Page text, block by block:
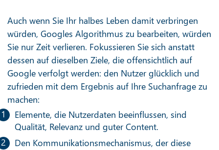
Auch wenn Sie Ihr halbes Leben damit verbringen
würden, Googles Algorithmus zu bearbeiten, würden
Sie nur Zeit verlieren. Fokussieren Sie sich anstatt
dessen auf dieselben Ziele, die offensichtlich auf
Google verfolgt werden: den Nutzer glücklich und
zufrieden mit dem Ergebnis auf Ihre Suchanfrage zu
machen:
Elemente, die Nutzerdaten beeinflussen, sind
Qualität, Relevanz und guter Content.
Den Kommunikationsmechanismus, der diese